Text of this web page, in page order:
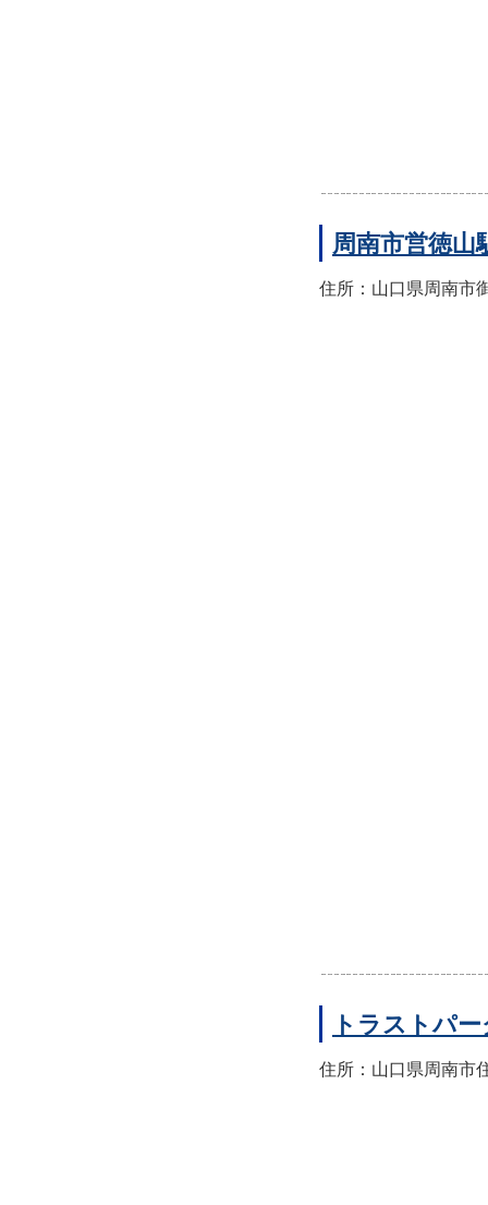
周南市営徳山
住所：山口県周南市
トラストパ
住所：山口県周南市